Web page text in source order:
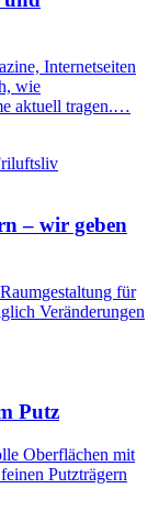
Internetseiten
wie
aktuell tragen.…
– wir geben
für
Veränderungen
Putz
Oberflächen mit
Putzträgern